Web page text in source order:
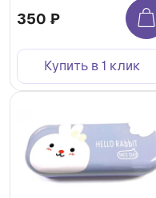
350 ₽
Купить в 1 клик